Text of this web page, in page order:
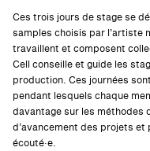
Ces trois jours de stage se
samples choisis par l’artiste
travaillent et composent
Cell conseille et guide les
production. Ces journées
pendant lesquels chaque
davantage sur les méthodes
d’avancement des projets
écouté·e.